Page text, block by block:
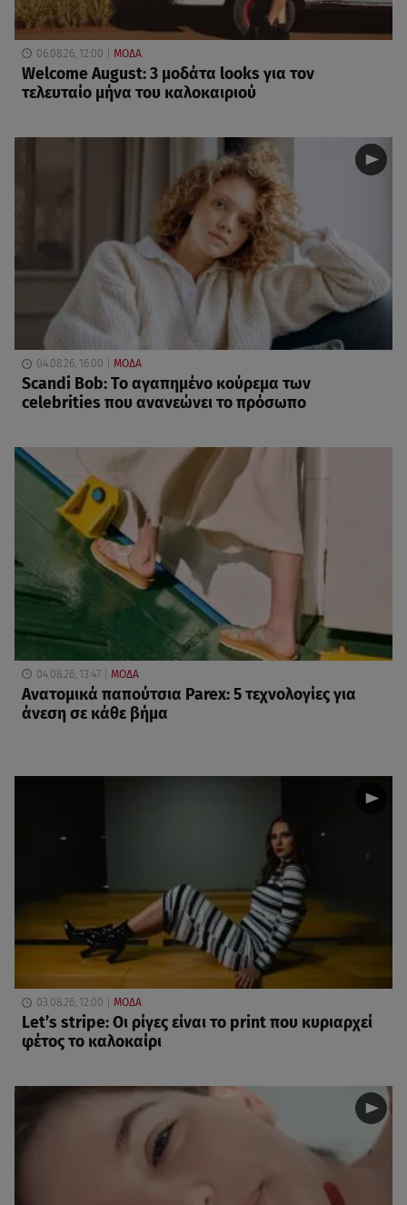
06.08.26, 12:00 ΜΟΔΑ
Welcome August: 3 μοδάτα looks για τον
τελευταίο μήνα του καλοκαιριού
04.08.26, 16:00 ΜΟΔΑ
Scandi Bob: Το αγαπημένο κούρεμα των
celebrities που ανανεώνει το πρόσωπο
04.08.26, 13:47 ΜΟΔΑ
Ανατομικά παπούτσια Parex: 5 τεχνολογίες για
άνεση σε κάθε βήμα
03.08.26, 12:00 ΜΟΔΑ
Let’s stripe: Οι ρίγες είναι το print που κυριαρχεί
φέτος το καλοκαίρι